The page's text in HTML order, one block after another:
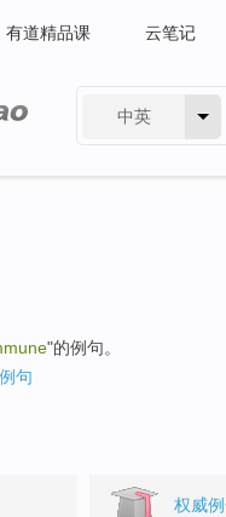
有道精品课 云笔记
中英
"的例句。
句
权威